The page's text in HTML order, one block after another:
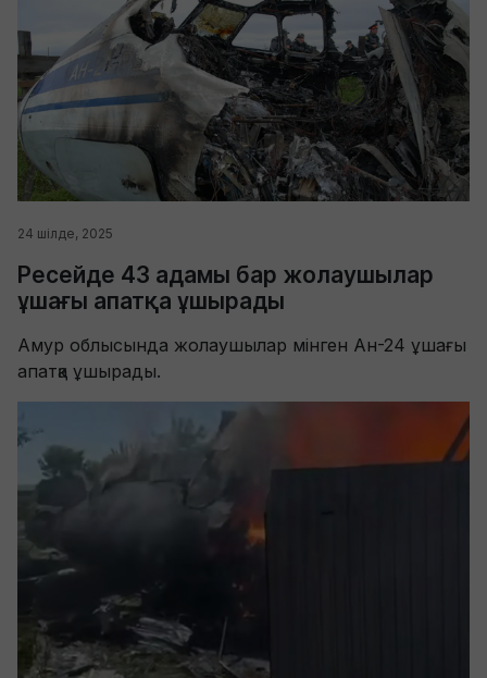
24 шілде, 2025
Ресейде 43 адамы бар жолаушылар
ұшағы апатқа ұшырады
Амур облысында жолаушылар мінген Ан-24 ұшағы
апатқа ұшырады.